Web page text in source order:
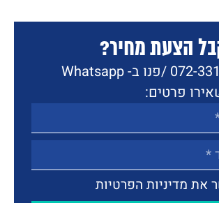
הצעת מחיר?
פנו ב- Whatsapp
פרטים:
את מדיניות הפרטיות